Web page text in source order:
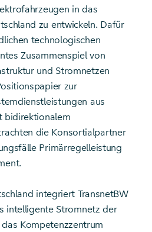
in das
zu entwickeln. Dafür
technologischen
Zusammenspiel von
und Stromnetzen
zur
aus
bidirektionalem
die Konsortialpartner
Primärregelleistung
integriert TransnetBW
intelligente Stromnetz der
Kompetenzzentrum